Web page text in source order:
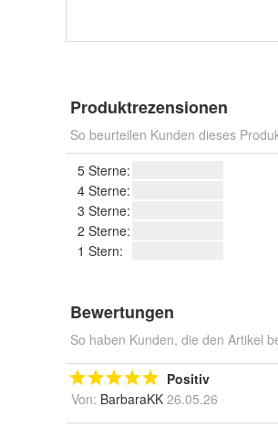
Produktrezensionen
So beurteilen Kunden dieses
5 Sterne:
4 Sterne:
3 Sterne:
2 Sterne:
1 Stern:
Bewertungen
So haben Kunden, die den Artikel
Positiv
Von: BarbaraKK 26.05.26